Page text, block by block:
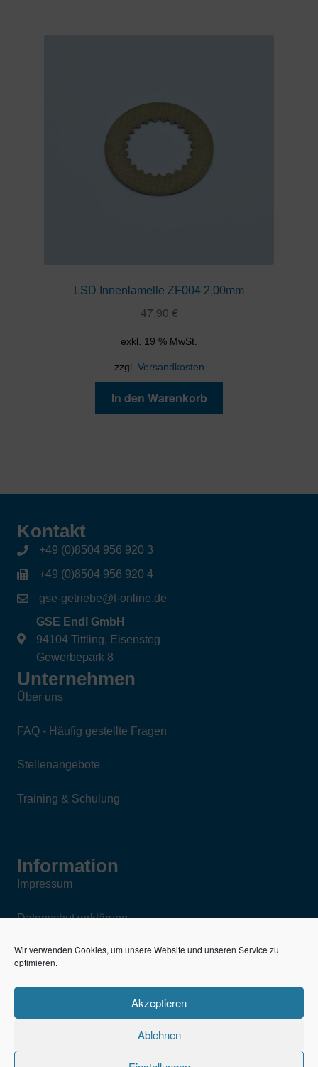
Wir verwenden Cookies, um unsere Website und unseren Service zu
optimieren.
Akzeptieren
Ablehnen
LSD Innenlamelle ZF004 2,00mm
47,90 €
exkl. 19 % MwSt.
zzgl. Versandkosten
In den Warenkorb
Kontakt
+49 (0)8504 956 920 3
+49 (0)8504 956 920 4
gse-getriebe@t-online.de
GSE Endl GmbH
94104 Tittling, Eisensteg
Gewerbepark 8
Unternehmen
Über uns
FAQ - Häufig gestellte Fragen
Stellenangebote
Training & Schulung
Information
Impressum
Datenschutzerklärung
AGB für den Verkauf neuer und gebrauchter
Fahrzeugteile
Kfz-Reparaturbedingungen